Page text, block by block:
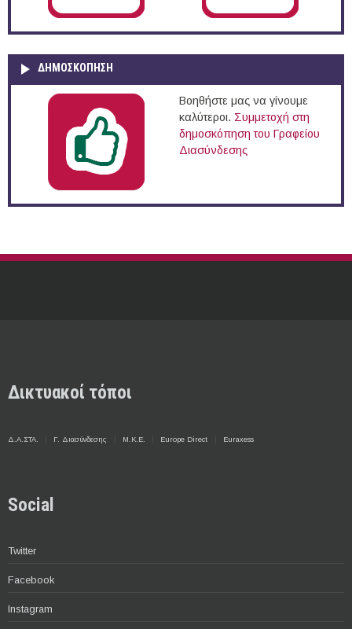
ΔΗΜΟΣΚΌΠΗΣΗ
Βοηθήστε μας να γίνουμε
καλύτεροι. Συμμετοχή στη
δημοσκόπηση του Γραφείου
Διασύνδεσης
Δικτυακοί τόποι
Δ.Α.ΣΤΑ. Γ. Διασύνδεσης Μ.Κ.Ε. Europe Direct Euraxess
Social
Twitter
Facebook
Instagram